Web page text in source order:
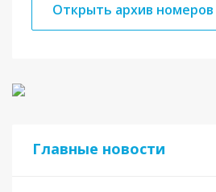
Открыть архив номеров
Главные новости